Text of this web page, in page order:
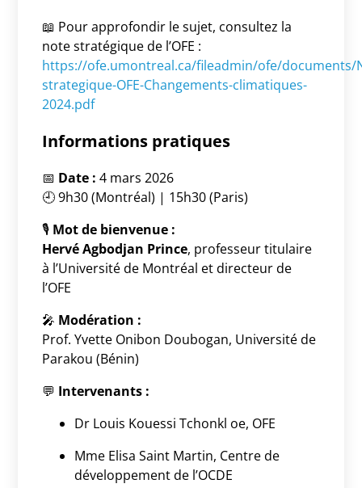
📖 Pour approfondir le sujet, consultez la
note stratégique de l’OFE :
https://ofe.umontreal.ca/fileadmin/ofe/documents/
strategique-OFE-Changements-climatiques-
2024.pdf
Informations pratiques
📅 Date : 4 mars 2026
🕘 9h30 (Montréal) | 15h30 (Paris)
🎙 Mot de bienvenue :
Hervé Agbodjan Prince, professeur titulaire
à l’Université de Montréal et directeur de
l’OFE
🎤 Modération :
Prof. Yvette Onibon Doubogan, Université de
Parakou (Bénin)
💬 Intervenants :
Dr Louis Kouessi Tchonkl oe, OFE
Mme Elisa Saint Martin, Centre de
développement de l’OCDE